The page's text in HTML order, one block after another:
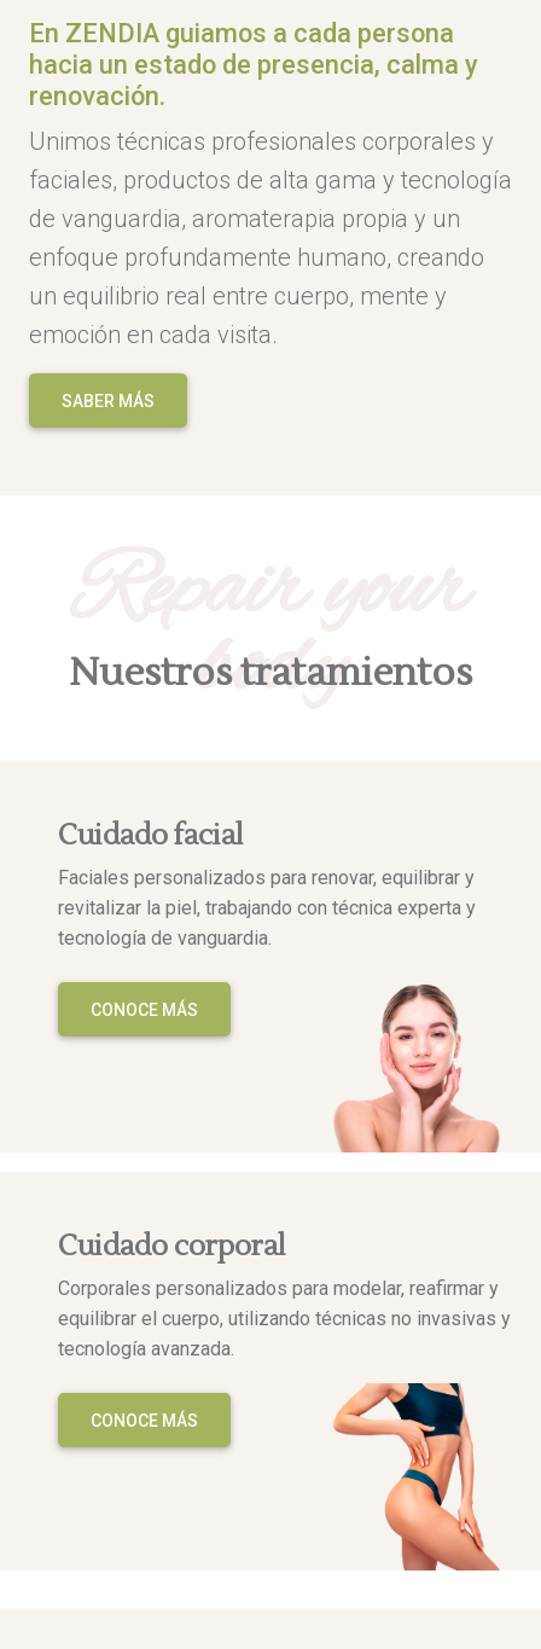
En ZENDIA guiamos a cada persona
hacia un estado de presencia, calma y
renovación.
Unimos técnicas profesionales corporales y
faciales, productos de alta gama y tecnología
de vanguardia, aromaterapia propia y un
enfoque profundamente humano, creando
un equilibrio real entre cuerpo, mente y
emoción en cada visita.
SABER MÁS
body
Nuestros tratamientos
Cuidado facial
Faciales personalizados para renovar, equilibrar y
revitalizar la piel, trabajando con técnica experta y
tecnología de vanguardia.
CONOCE MÁS
Cuidado corporal
Corporales personalizados para modelar, reafirmar y
equilibrar el cuerpo, utilizando técnicas no invasivas y
tecnología avanzada.
CONOCE MÁS